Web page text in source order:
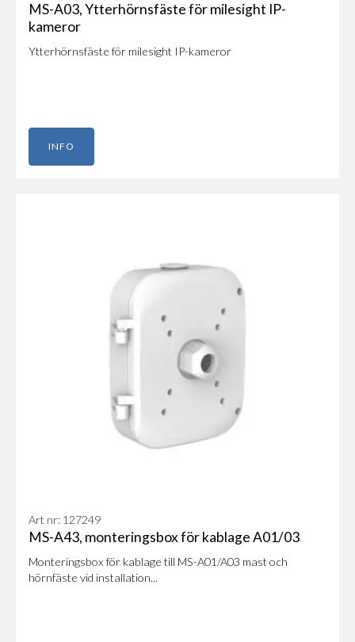
MS-A03, Ytterhörnsfäste för milesight IP-
kameror
Ytterhörnsfäste för milesight IP-kameror
INFO
Art nr: 127249
MS-A43, monteringsbox för kablage A01/03
Monteringsbox för kablage till MS-A01/A03 mast och
hörnfäste vid installation...